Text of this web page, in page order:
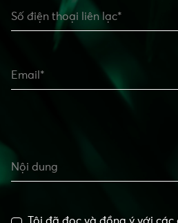
Số điện thoại liên lạc*
Email*
Nội dung